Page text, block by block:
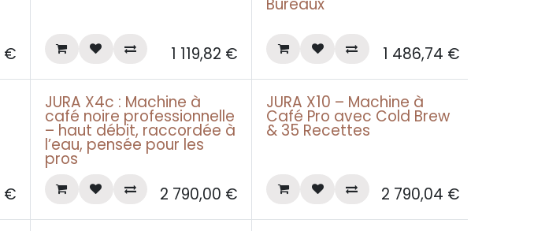
€ 1 119,82 €
Bureaux
1 486,74 €
€ Leasing pro àpd 85€
JURA X4c : Machine à
café noire professionnelle
– haut débit, raccordée à
l’eau, pensée pour les
pros
2 790,00 € Leasing pro àpd 85€
JURA X10 – Machine à
Café Pro avec Cold Brew
& 35 Recettes
2 790,04 €